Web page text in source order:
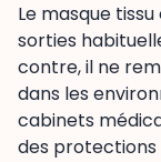
Le masque
sorties
contre, il ne
dans les
cabinets
des